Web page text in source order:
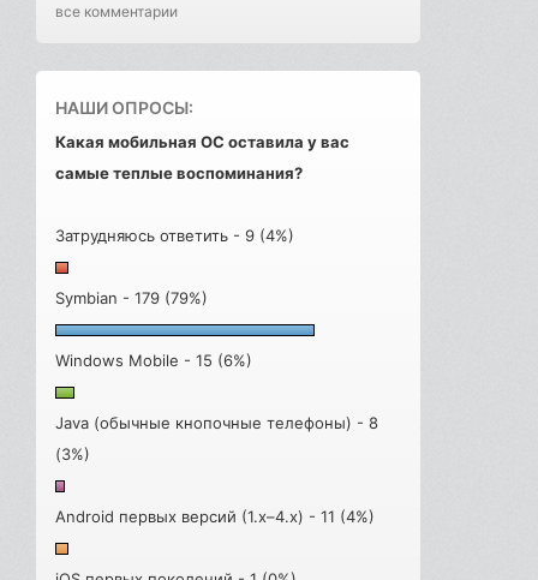
все комментарии
НАШИ ОПРОСЫ:
Какая мобильная ОС оставила у вас
самые теплые воспоминания?
Затрудняюсь ответить - 9 (4%)
Symbian - 179 (79%)
Windows Mobile - 15 (6%)
Java (обычные кнопочные телефоны) - 8
(3%)
Android первых версий (1.x–4.x) - 11 (4%)